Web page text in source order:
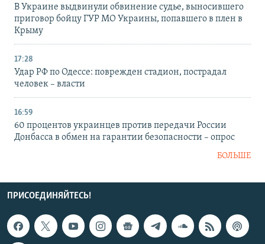
В Украине выдвинули обвинение судье, выносившего
приговор бойцу ГУР МО Украины, попавшего в плен в
Крыму
17:28
Удар РФ по Одессе: поврежден стадион, пострадал
человек – власти
16:59
60 процентов украинцев против передачи России
Донбасса в обмен на гарантии безопасности – опрос
БОЛЬШЕ
ПРИСОЕДИНЯЙТЕСЬ!